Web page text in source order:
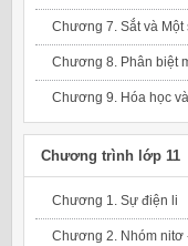
Chương 7. Sắt và Một
Chương 8. Phân biệt
Chương 9. Hóa học
Chương trình lớp 11
Chương 1. Sự điện li
Chương 2. Nhóm nitơ